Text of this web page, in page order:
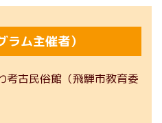
ラム主催者）
考古民俗館（飛騨市教育委